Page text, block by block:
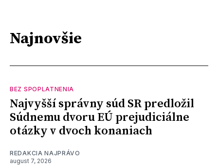
Najnovšie
BEZ SPOPLATNENIA
Najvyšší správny súd SR predložil
Súdnemu dvoru EÚ prejudiciálne
otázky v dvoch konaniach
REDAKCIA NAJPRÁVO
august 7, 2026